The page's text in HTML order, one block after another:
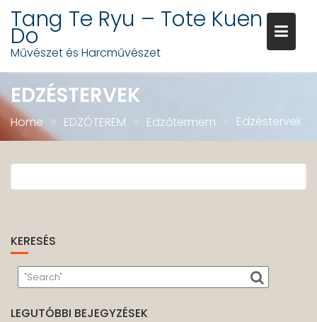
Skip
content
Tang Te Ryu – Tote Kuen
Do
Művészet és Harcművészet
EDZÉSTERVEK
Home EDZŐTEREM Edzőtermem Edzéstervek
KERESÉS
LEGUTÓBBI BEJEGYZÉSEK